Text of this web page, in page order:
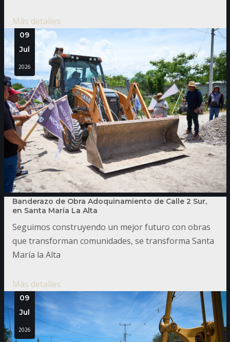
Más detalles
09
Jul
2026
Banderazo de Obra Adoquinamiento de Calle 2 Sur,
en Santa María La Alta
Seguimos construyendo un mejor futuro con obras
que transforman comunidades, se transforma Santa
María la Alta
Más detalles
09
Jul
2026